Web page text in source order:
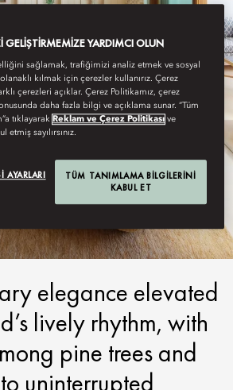
elegance elevated
lively rhythm, with
pine trees and
uninterrupted
GELIŞTIRMEMIZE YARDIMCI OLUN
sağlamak, trafiğimizi analiz etmek ve sosyal
kılmak için çerezler kullanırız. Çerez
çerezleri açıklar. Çerez Politikamız, çerez
daha fazla bilgi ve açıklama sunar. “Tüm
tıklayarak Reklam ve Çerez Politikası ve
etmiş sayılırsınız.
AYARLARI
TÜM TANIMLAMA BILGILERINI
KABUL ET